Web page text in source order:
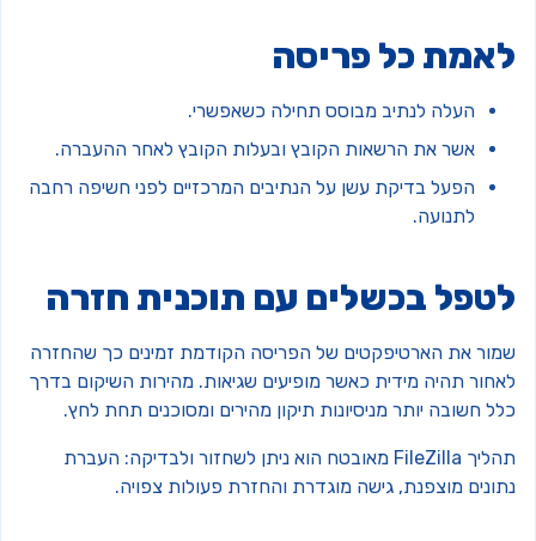
כל פריסה
העלה לנתיב מבוסס תחילה כשאפשרי.
אשר את הרשאות הקובץ ובעלות הקובץ לאחר ההעברה.
הפעל בדיקת עשן על הנתיבים המרכזיים לפני חשיפה רחבה
לתנועה.
בכשלים עם תוכנית חזרה
את הארטיפקטים של הפריסה הקודמת זמינים כך שהחזרה
תהיה מידית כאשר מופיעים שגיאות. מהירות השיקום בדרך
חשובה יותר מניסיונות תיקון מהירים ומסוכנים תחת לחץ.
תהליך FileZilla מאובטח הוא ניתן לשחזור ולבדיקה: העברת
מוצפנת, גישה מוגדרת והחזרת פעולות צפויה.